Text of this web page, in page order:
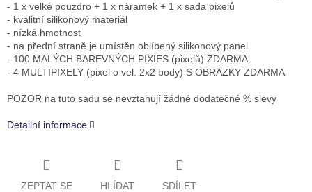
- 1 x velké pouzdro + 1 x náramek + 1 x sada pixelů
- kvalitní silikonový materiál
- nízká hmotnost
- na přední straně je umístěn oblíbený silikonový panel
- 100 MALÝCH BAREVNÝCH PIXIES (pixelů) ZDARMA
- 4 MULTIPIXELY (pixel o vel. 2x2 body) S OBRÁZKY ZDARMA
POZOR na tuto sadu se nevztahují žádné dodatečné % slevy
Detailní informace
ZEPTAT SE HLÍDAT SDÍLET